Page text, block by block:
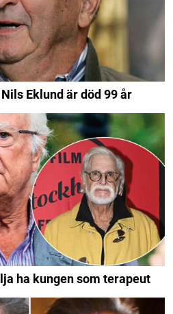
Eklund är död 99 år
ha kungen som terapeut